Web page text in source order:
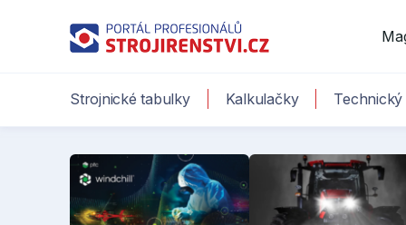
Strojnické tabulky Kalkulačky